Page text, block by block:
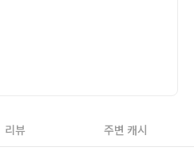
리뷰 주변 캐시